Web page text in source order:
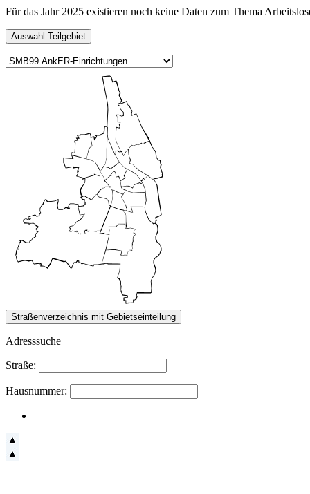
Für das Jahr 2025 existieren noch keine Daten zum Thema
Adresssuche
Straße:
Hausnummer: